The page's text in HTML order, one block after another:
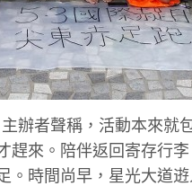
辦者聲稱，活動本來就
來。陪伴返回寄存行
。時間尚早，星光大道